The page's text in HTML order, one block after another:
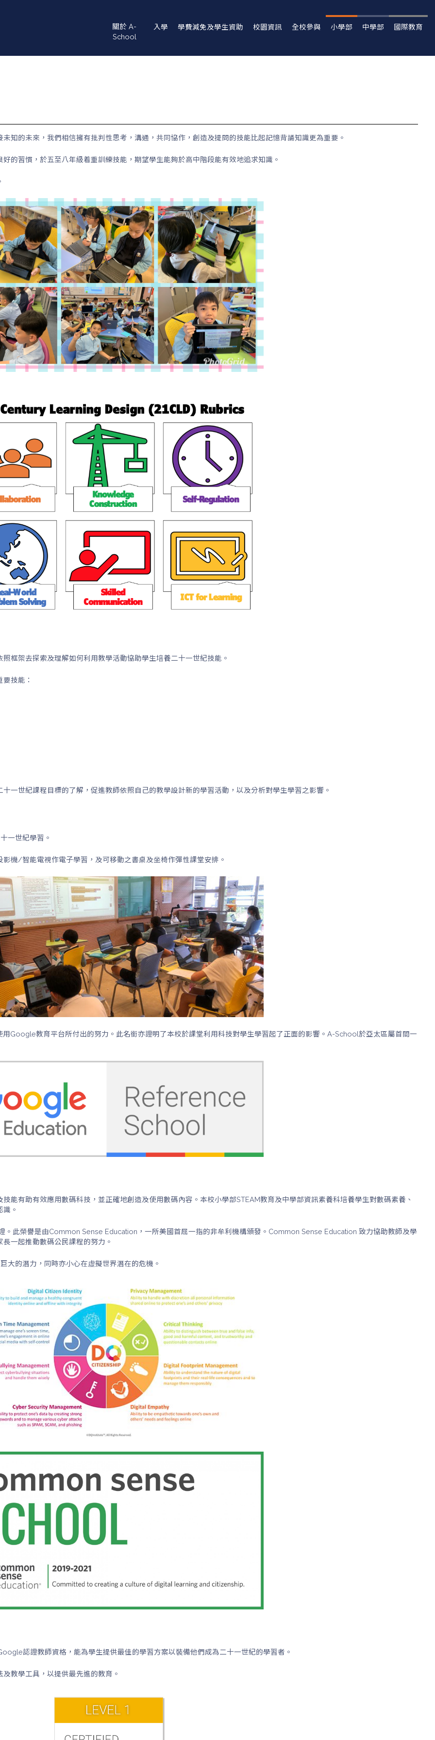
navigation
關於 A-
School
入學 學費減免及學生資助 校園資訊 全校參與 小學部 中學部 國際教育
知的未來，我們相信擁有批判性思考，溝通，共同協作，創造及提問的技能比起記憶背誦知識更為重要。
的習慣，於五至八年級着重訓練技能，期望學生能夠於高中階段能有效地追求知識。
框架去探索及理解如何利用教學活動協助學生培養二十一世紀技能。
技能：
一世紀課程目標的了解，促進教師依照自己的教學設計新的學習活動，以及分析對學生學習之影響。
一世紀學習。
機/智能電視作電子學習，及可移動之書桌及坐椅作彈性課堂安排。
Google教育平台所付出的努力。此名銜亦證明了本校於課堂利用科技對學生學習起了正面的影響。A-School於亞太區屬首間一
能有助有效應用數碼科技，並正確地創造及使用數碼內容。本校小學部STEAM教育及中學部資訊素養科培養學生對數碼素養、
。
此榮譽是由Common Sense Education，一所美國首屈一指的非牟利機構頒發。Common Sense Education 致力協助教師及學
一起推動數碼公民課程的努力。
大的潛力，同時亦小心在虚擬世界潛在的危機。
認證教師資格，能為學生提供最佳的學習方案以裝備他們成為二十一世紀的學習者。
教學工具，以提供最先進的教育。